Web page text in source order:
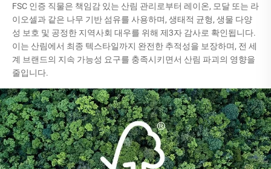
FSC 인증 직물은 책임감 있는 산림 관리로부터 레이온, 모달 또는 라
이오셀과 같은 나무 기반 섬유를 사용하며, 생태적 균형, 생물 다양
성 보호 및 공정한 지역사회 대우를 위해 제3자 감사로 확인됩니다.
이는 산림에서 최종 텍스타일까지 완전한 추적성을 보장하며, 전 세
계 브랜드의 지속 가능성 요구를 충족시키면서 산림 파괴의 영향을
줄입니다.